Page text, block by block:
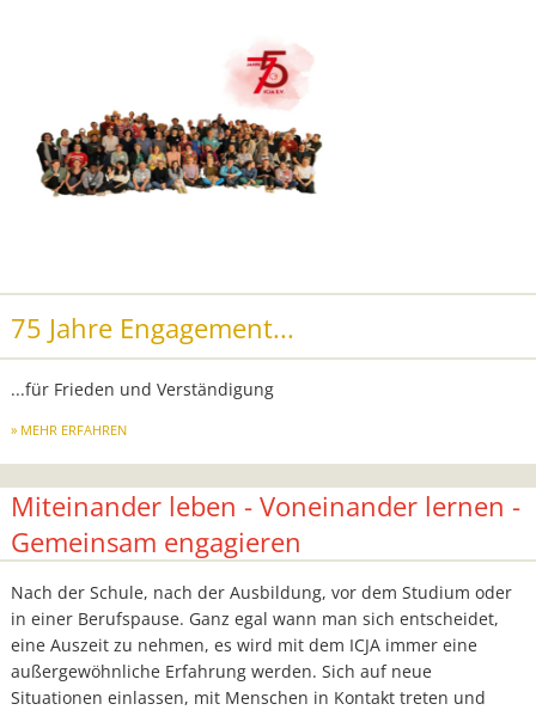
75 Jahre Engagement...
...für Frieden und Verständigung
MEHR ERFAHREN
Miteinander leben - Voneinander lernen -
Gemeinsam engagieren
Nach der Schule, nach der Ausbildung, vor dem Studium oder
in einer Berufspause. Ganz egal wann man sich entscheidet,
eine Auszeit zu nehmen, es wird mit dem ICJA immer eine
außergewöhnliche Erfahrung werden. Sich auf neue
Situationen einlassen, mit Menschen in Kontakt treten und